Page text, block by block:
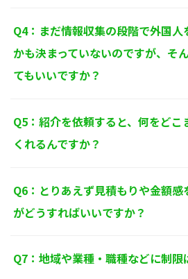
TEL：0120-550-580
株式会社 アルフォース･ワン 個人
Q4：まだ情報収集の段階で外国人
かも決まっていないのですが、そ
てもいいですか？
Q5：紹介を依頼すると、何をどこ
くれるんですか？
Q6：とりあえず見積もりや金額感
がどうすればいいですか？
Q7：地域や業種・職種などに制限